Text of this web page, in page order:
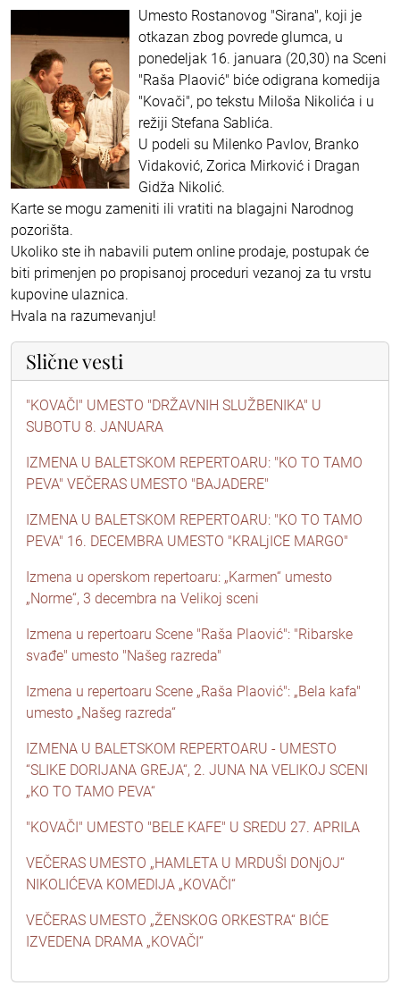
Umesto Rostanovog "Sirana", koji je
otkazan zbog povrede glumca, u
ponedeljak 16. januara (20,30) na Sceni
"Raša Plaović" biće odigrana komedija
"Kovači", po tekstu Miloša Nikolića i u
režiji Stefana Sablića.
U podeli su Milenko Pavlov, Branko
Vidaković, Zorica Mirković i Dragan
Gidža Nikolić.
Karte se mogu zameniti ili vratiti na blagajni Narodnog
pozorišta.
Ukoliko ste ih nabavili putem online prodaje, postupak će
biti primenjen po propisanoj proceduri vezanoj za tu vrstu
kupovine ulaznica.
Hvala na razumevanju!
Slične vesti
"KOVAČI" UMESTO "DRŽAVNIH SLUŽBENIKA" U
SUBOTU 8. JANUARA
IZMENA U BALETSKOM REPERTOARU: "KO TO TAMO
PEVA" VEČERAS UMESTO "BAJADERE"
IZMENA U BALETSKOM REPERTOARU: "KO TO TAMO
PEVA" 16. DECEMBRA UMESTO "KRALjICE MARGO"
Izmena u operskom repertoaru: „Karmen“ umesto
„Norme“, 3 decembra na Velikoj sceni
Izmena u repertoaru Scene "Raša Plaović": "Ribarske
svađe" umesto "Našeg razreda"
Izmena u repertoaru Scene „Raša Plaović": „Bela kafa"
umesto „Našeg razreda“
IZMENA U BALETSKOM REPERTOARU - UMESTO
“SLIKE DORIJANA GREJA“, 2. JUNA NA VELIKOJ SCENI
„KO TO TAMO PEVA“
"KOVAČI" UMESTO "BELE KAFE" U SREDU 27. APRILA
VEČERAS UMESTO „HAMLETA U MRDUŠI DONjOJ“
NIKOLIĆEVA KOMEDIJA „KOVAČI“
VEČERAS UMESTO „ŽENSKOG ORKESTRA“ BIĆE
IZVEDENA DRAMA „KOVAČI“